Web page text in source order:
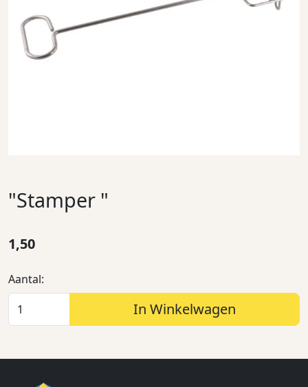
"Stamper "
1,50
Aantal:
In Winkelwagen